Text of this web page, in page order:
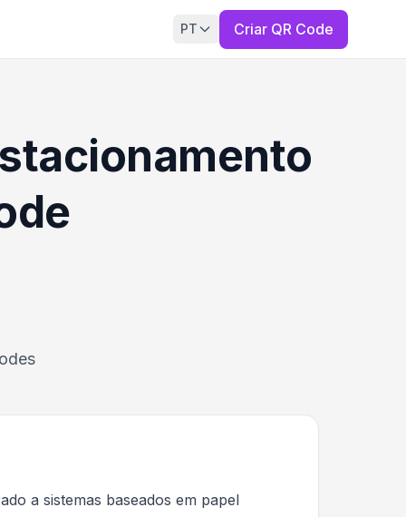
PT Criar QR Code
a sistemas baseados em papel